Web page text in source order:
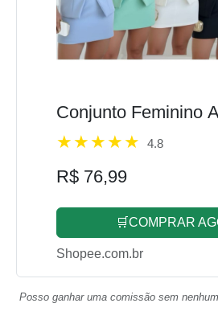
Conjunto Feminino
4.8
R$ 76,99
🛒COMPRAR
Shopee.com.br
Posso ganhar uma comissão sem